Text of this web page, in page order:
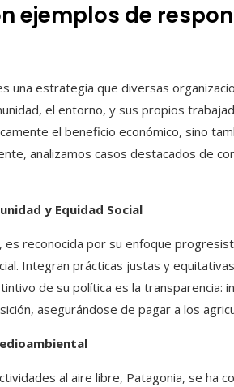
ejemplos de
una estrategia que diversas
el entorno, y sus propios
el beneficio económico, sino
analizamos casos destacados de
y Equidad Social
es reconocida por su enfoque
Integran prácticas justas y
de su política es la transparencia:
asegurándose de pagar a los
al aire libre, Patagonia, se ha